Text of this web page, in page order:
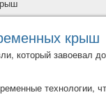
крыш
который завоевал